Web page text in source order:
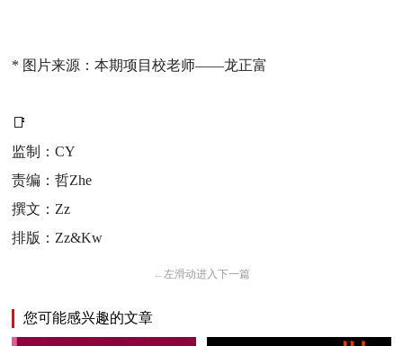
* 图片来源：本期项目校老师——龙正富
📑
监制：CY
责编：哲Zhe
撰文：Zz
排版：Zz&Kw
← 左滑动进入下一篇
您可能感兴趣的文章